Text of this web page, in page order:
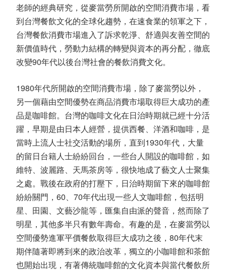
老師的經典研究，從麥當勞所開啟的空間消費市場，看
到台灣餐飲文化的全球化趨勢，在速食業的領軍之下，
台灣餐飲消費市場進入了訴求乾淨、舒適與友善空間的
新價值時代，勞動力結構的轉變與資本的再分配，徹底
改變90年代以後台灣社會的餐飲消費文化。
1980年代所開啟的空間消費市場，除了麥當勞以外，
另一個藉由空間優勢在商品消費市場取得巨大成功的產
品是咖啡館。台灣的咖啡文化在日治時期就已經十分活
躍，早期是由日本人經營，提供西餐、洋酒和咖啡，是
當時上流人士社交活動的場所，直到1930年代，大量
的留日台籍人士紛紛回台，一些台人開設的咖啡館，如
維特、波麗路、天馬茶房等，很快地成了藝文人士聚集
之處。戰後在政府的打壓下，日治時期留下來的咖啡館
紛紛關門，60、70年代出現一些人文咖啡館，包括明
星、田園、文藝沙龍等，匯集自由派的聲音，然而除了
明星，其他多半只有數年壽命。有趣的是，在麥當勞以
空間優勢進軍平價餐飲取得巨大成功之後，80年代末
期伴隨著即將到來的政治改革，獨立的小咖啡館和茶館
也開始出現，有著傳統咖啡館的文化資本與當代餐飲所